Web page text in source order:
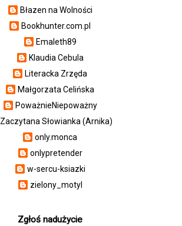
Błazen na Wolności
Bookhunter.com.pl
Emaleth89
Klaudia Cebula
Literacka Zrzęda
Małgorzata Celińska
PoważnieNiepoważny
Zaczytana Słowianka (Arnika)
only.monca
onlypretender
w-sercu-ksiazki
zielony_motyl
Zgłoś nadużycie